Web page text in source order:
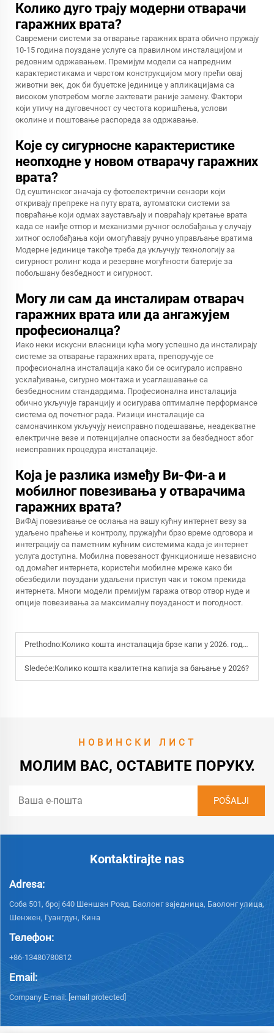
Колико дуго трају модерни отварачи
гаражних врата?
Савремени системи за отварање гаражних врата обично пружају
10-15 година поуздане услуге са правилном инсталацијом и
редовним одржавањем. Премијум модели са напредним
карактеристикама и чврстом конструкцијом могу прећи овај
животни век, док би буџетске јединице у апликацијама са
високом употребом могле захтевати раније замену. Фактори
који утичу на дуговечност су честота коришћења, услови
околине и поштовање распореда за одржавање.
Које су сигурносне карактеристике
неопходне у новом отварачу гаражних
врата?
Од суштинског значаја су фотоелектрични сензори који
откривају препреке на путу врата, аутоматски системи за
повраћање који одмах заустављају и повраћају кретање врата
када се наиђе отпор и механизми ручног ослобађања у случају
хитног ослобађања који омогућавају ручно управљање вратима
Модерне јединице такође треба да укључују технологију за
сигурност ролинг кода и резервне могућности батерије за
побољшану безбедност и сигурност.
Могу ли сам да инсталирам отварач
гаражних врата или да ангажујем
професионалца?
Иако неки искусни власници кућа могу успешно да инсталирају
системе за отварање гаражних врата, препоручује се
професионална инсталација како би се осигурало исправно
усклађивање, сигурно монтажа и усаглашавање са
безбедносним стандардима. Професионална инсталација
обично укључује гаранцију и осигурава оптималне перформансе
система од почетног рада. Ризици инсталације са
самоначинком укључују неисправно подешавање, неадекватне
електричне везе и потенцијалне опасности за безбедност због
неисправних процедура инсталације.
Која је разлика између Ви-Фи-а и
мобилног повезивања у отварачима
гаражних врата?
ВиФАј повезивање се ослања на вашу кућну интернет везу за
удаљено праћење и контролу, пружајући брзо време одговора и
интеграцију са паметним кућним системима када је интернет
услуга доступна. Мобилна повезаност функционише независно
од домаћег интернета, користећи мобилне мреже како би
обезбедили поуздани удаљени приступ чак и током прекида
интернета. Многи модели премијум гаража отвор отвор нуде и
опције повезивања за максималну поузданост и погодност.
Prethodno:Колико кошта инсталација брзе капи у 2026. години?
Sledeće:Колико кошта квалитетна капија за бањање у 2026?
НОВИНСКИ ЛИСТ
МОЛИМ ВАС, ОСТАВИТЕ ПОРУКУ.
Kontaktirajte nas
Adresa:
Соба 501, број 640 Шеншан Роад, Баолонг заједница, Баолонг улица,
Шенжен, Гуангдун, Кина
Телефон:
+86-13480780812
Email:
Company E-mail: [email protected]